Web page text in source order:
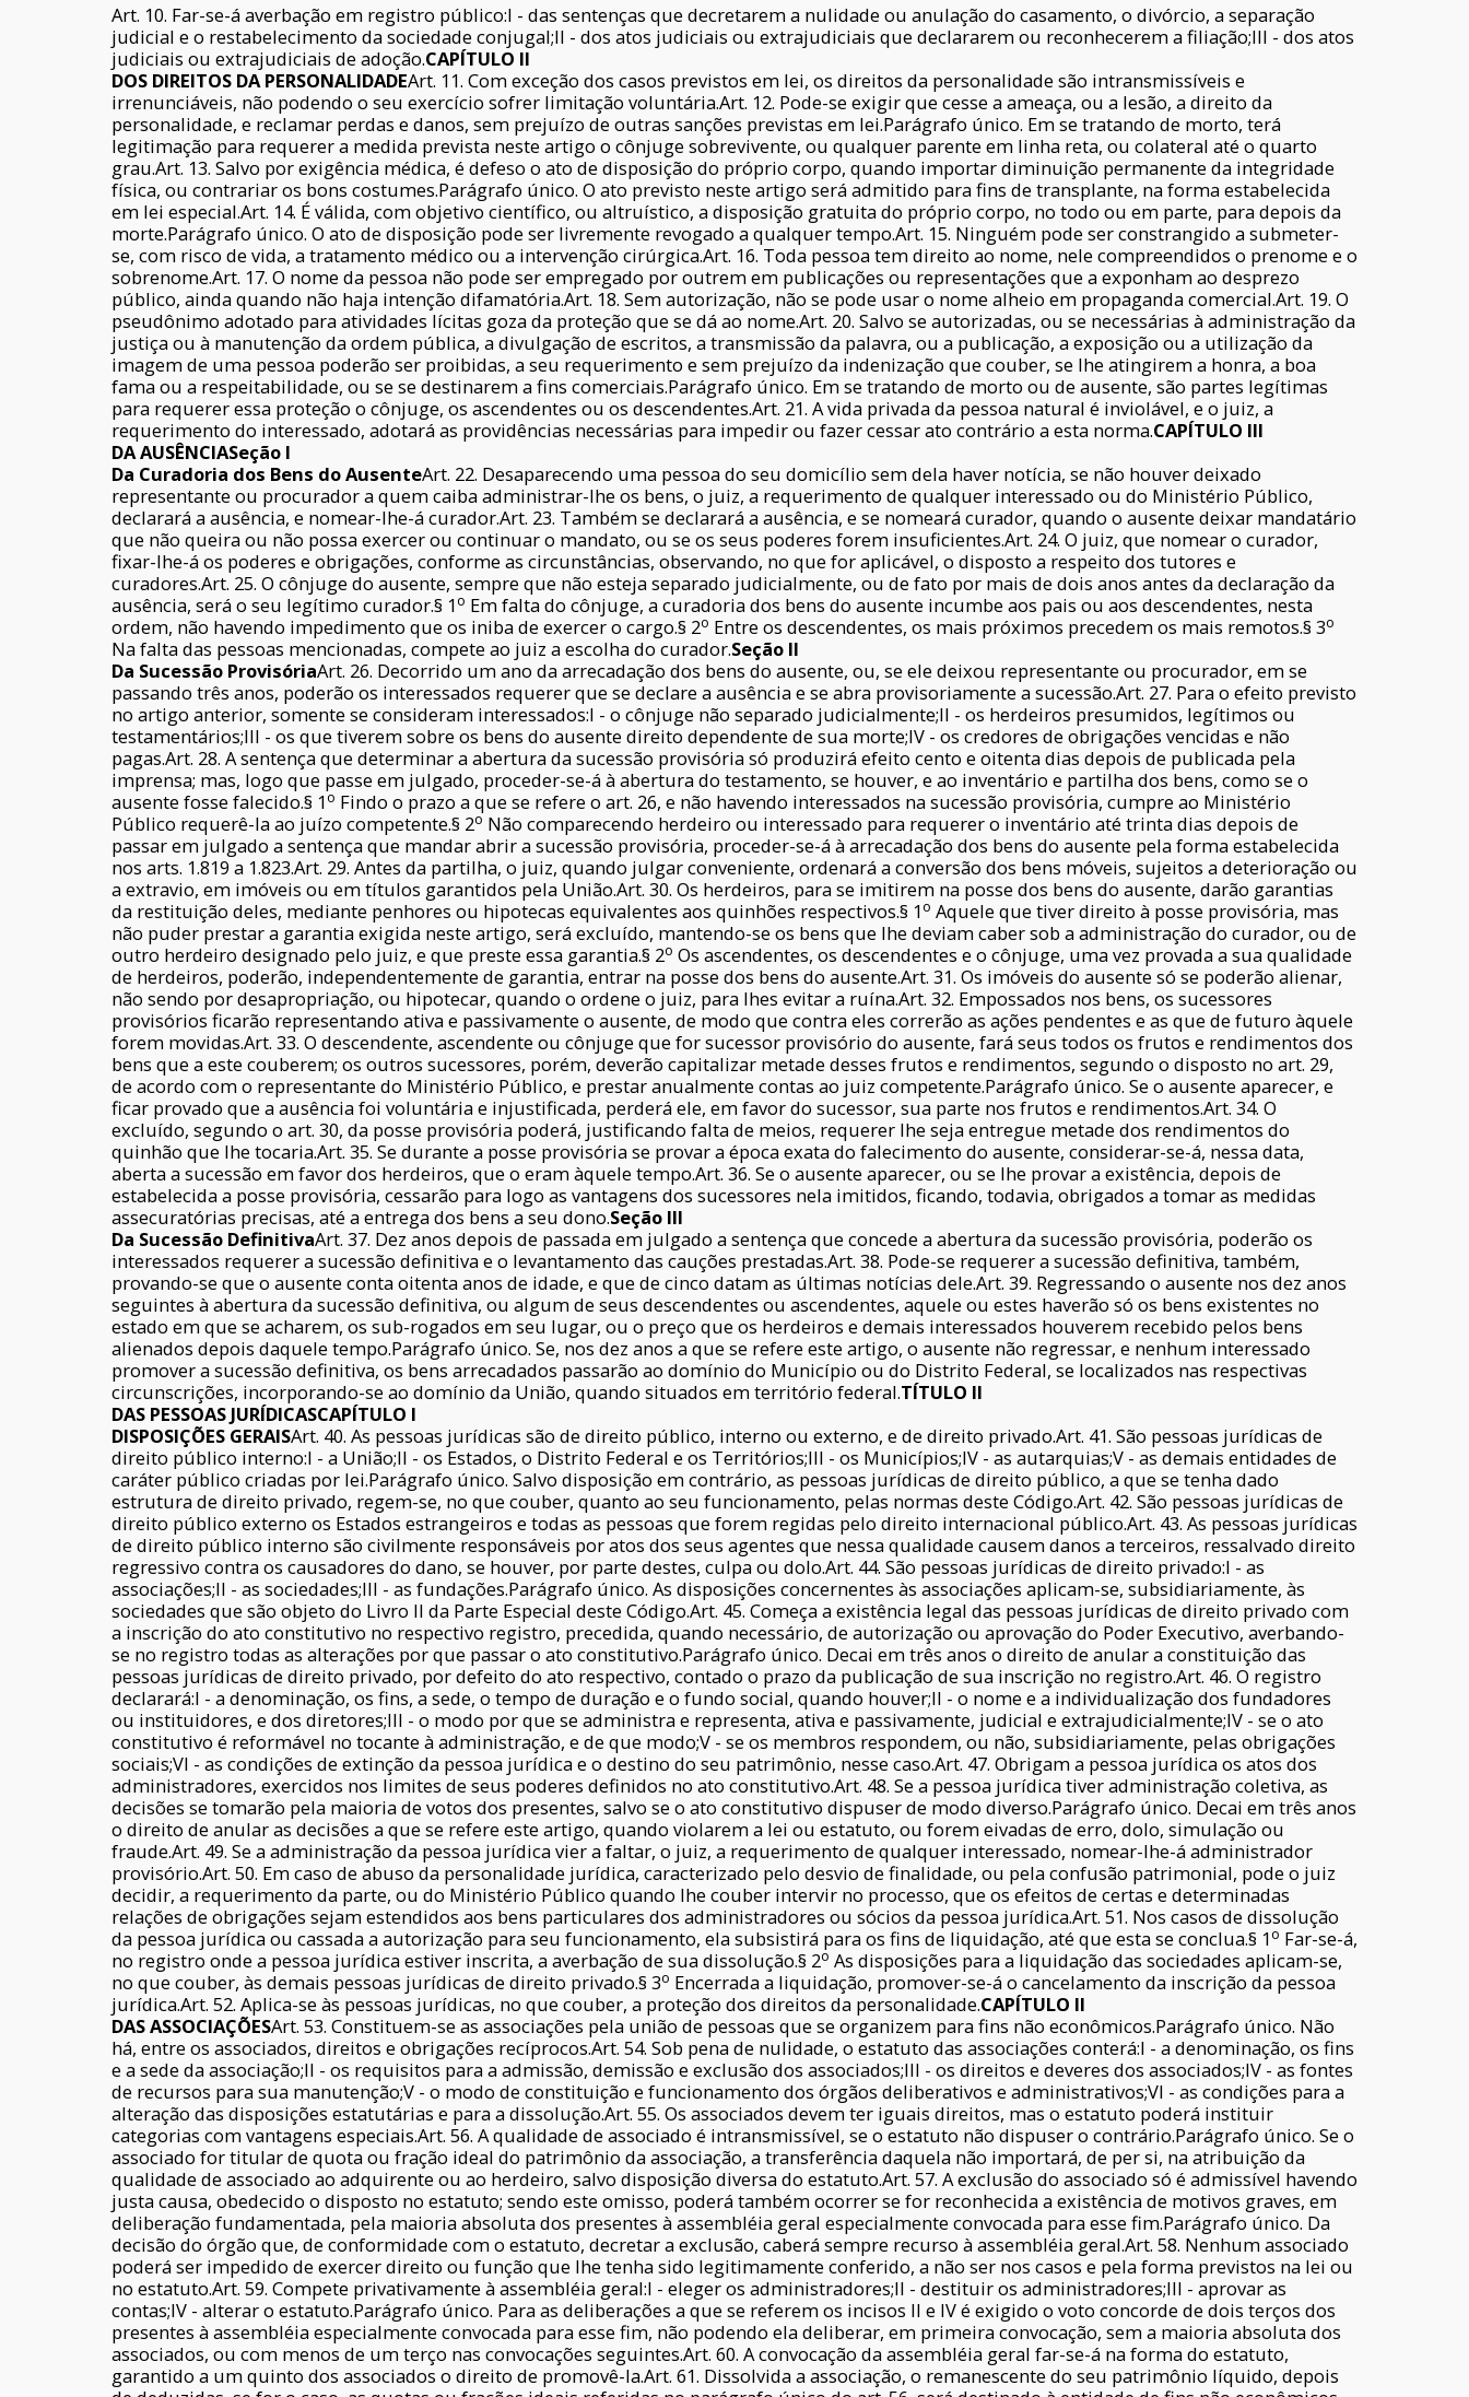
Art. 10. Far-se-á averbação em registro público:I - das sentenças que decretarem a nulidade ou anulação do casamento, o divórcio, a separação
judicial e o restabelecimento da sociedade conjugal;II - dos atos judiciais ou extrajudiciais que declararem ou reconhecerem a filiação;III - dos atos
judiciais ou extrajudiciais de adoção.CAPÍTULO II
DOS DIREITOS DA PERSONALIDADEArt. 11. Com exceção dos casos previstos em lei, os direitos da personalidade são intransmissíveis e
irrenunciáveis, não podendo o seu exercício sofrer limitação voluntária.Art. 12. Pode-se exigir que cesse a ameaça, ou a lesão, a direito da
personalidade, e reclamar perdas e danos, sem prejuízo de outras sanções previstas em lei.Parágrafo único. Em se tratando de morto, terá
legitimação para requerer a medida prevista neste artigo o cônjuge sobrevivente, ou qualquer parente em linha reta, ou colateral até o quarto
grau.Art. 13. Salvo por exigência médica, é defeso o ato de disposição do próprio corpo, quando importar diminuição permanente da integridade
física, ou contrariar os bons costumes.Parágrafo único. O ato previsto neste artigo será admitido para fins de transplante, na forma estabelecida
em lei especial.Art. 14. É válida, com objetivo científico, ou altruístico, a disposição gratuita do próprio corpo, no todo ou em parte, para depois da
morte.Parágrafo único. O ato de disposição pode ser livremente revogado a qualquer tempo.Art. 15. Ninguém pode ser constrangido a submeter-
se, com risco de vida, a tratamento médico ou a intervenção cirúrgica.Art. 16. Toda pessoa tem direito ao nome, nele compreendidos o prenome e o
sobrenome.Art. 17. O nome da pessoa não pode ser empregado por outrem em publicações ou representações que a exponham ao desprezo
público, ainda quando não haja intenção difamatória.Art. 18. Sem autorização, não se pode usar o nome alheio em propaganda comercial.Art. 19. O
pseudônimo adotado para atividades lícitas goza da proteção que se dá ao nome.Art. 20. Salvo se autorizadas, ou se necessárias à administração da
justiça ou à manutenção da ordem pública, a divulgação de escritos, a transmissão da palavra, ou a publicação, a exposição ou a utilização da
imagem de uma pessoa poderão ser proibidas, a seu requerimento e sem prejuízo da indenização que couber, se lhe atingirem a honra, a boa
fama ou a respeitabilidade, ou se se destinarem a fins comerciais.Parágrafo único. Em se tratando de morto ou de ausente, são partes legítimas
para requerer essa proteção o cônjuge, os ascendentes ou os descendentes.Art. 21. A vida privada da pessoa natural é inviolável, e o juiz, a
requerimento do interessado, adotará as providências necessárias para impedir ou fazer cessar ato contrário a esta norma.CAPÍTULO III
DA AUSÊNCIASeção I
Da Curadoria dos Bens do AusenteArt. 22. Desaparecendo uma pessoa do seu domicílio sem dela haver notícia, se não houver deixado
representante ou procurador a quem caiba administrar-lhe os bens, o juiz, a requerimento de qualquer interessado ou do Ministério Público,
declarará a ausência, e nomear-lhe-á curador.Art. 23. Também se declarará a ausência, e se nomeará curador, quando o ausente deixar mandatário
que não queira ou não possa exercer ou continuar o mandato, ou se os seus poderes forem insuficientes.Art. 24. O juiz, que nomear o curador,
fixar-lhe-á os poderes e obrigações, conforme as circunstâncias, observando, no que for aplicável, o disposto a respeito dos tutores e
curadores.Art. 25. O cônjuge do ausente, sempre que não esteja separado judicialmente, ou de fato por mais de dois anos antes da declaração da
ausência, será o seu legítimo curador.§ 1o Em falta do cônjuge, a curadoria dos bens do ausente incumbe aos pais ou aos descendentes, nesta
ordem, não havendo impedimento que os iniba de exercer o cargo.§ 2o Entre os descendentes, os mais próximos precedem os mais remotos.§ 3o
Na falta das pessoas mencionadas, compete ao juiz a escolha do curador.Seção II
Da Sucessão ProvisóriaArt. 26. Decorrido um ano da arrecadação dos bens do ausente, ou, se ele deixou representante ou procurador, em se
passando três anos, poderão os interessados requerer que se declare a ausência e se abra provisoriamente a sucessão.Art. 27. Para o efeito previsto
no artigo anterior, somente se consideram interessados:I - o cônjuge não separado judicialmente;II - os herdeiros presumidos, legítimos ou
testamentários;III - os que tiverem sobre os bens do ausente direito dependente de sua morte;IV - os credores de obrigações vencidas e não
pagas.Art. 28. A sentença que determinar a abertura da sucessão provisória só produzirá efeito cento e oitenta dias depois de publicada pela
imprensa; mas, logo que passe em julgado, proceder-se-á à abertura do testamento, se houver, e ao inventário e partilha dos bens, como se o
ausente fosse falecido.§ 1o Findo o prazo a que se refere o art. 26, e não havendo interessados na sucessão provisória, cumpre ao Ministério
Público requerê-la ao juízo competente.§ 2o Não comparecendo herdeiro ou interessado para requerer o inventário até trinta dias depois de
passar em julgado a sentença que mandar abrir a sucessão provisória, proceder-se-á à arrecadação dos bens do ausente pela forma estabelecida
nos arts. 1.819 a 1.823.Art. 29. Antes da partilha, o juiz, quando julgar conveniente, ordenará a conversão dos bens móveis, sujeitos a deterioração ou
a extravio, em imóveis ou em títulos garantidos pela União.Art. 30. Os herdeiros, para se imitirem na posse dos bens do ausente, darão garantias
da restituição deles, mediante penhores ou hipotecas equivalentes aos quinhões respectivos.§ 1o Aquele que tiver direito à posse provisória, mas
não puder prestar a garantia exigida neste artigo, será excluído, mantendo-se os bens que lhe deviam caber sob a administração do curador, ou de
outro herdeiro designado pelo juiz, e que preste essa garantia.§ 2o Os ascendentes, os descendentes e o cônjuge, uma vez provada a sua qualidade
de herdeiros, poderão, independentemente de garantia, entrar na posse dos bens do ausente.Art. 31. Os imóveis do ausente só se poderão alienar,
não sendo por desapropriação, ou hipotecar, quando o ordene o juiz, para lhes evitar a ruína.Art. 32. Empossados nos bens, os sucessores
provisórios ficarão representando ativa e passivamente o ausente, de modo que contra eles correrão as ações pendentes e as que de futuro àquele
forem movidas.Art. 33. O descendente, ascendente ou cônjuge que for sucessor provisório do ausente, fará seus todos os frutos e rendimentos dos
bens que a este couberem; os outros sucessores, porém, deverão capitalizar metade desses frutos e rendimentos, segundo o disposto no art. 29,
de acordo com o representante do Ministério Público, e prestar anualmente contas ao juiz competente.Parágrafo único. Se o ausente aparecer, e
ficar provado que a ausência foi voluntária e injustificada, perderá ele, em favor do sucessor, sua parte nos frutos e rendimentos.Art. 34. O
excluído, segundo o art. 30, da posse provisória poderá, justificando falta de meios, requerer lhe seja entregue metade dos rendimentos do
quinhão que lhe tocaria.Art. 35. Se durante a posse provisória se provar a época exata do falecimento do ausente, considerar-se-á, nessa data,
aberta a sucessão em favor dos herdeiros, que o eram àquele tempo.Art. 36. Se o ausente aparecer, ou se lhe provar a existência, depois de
estabelecida a posse provisória, cessarão para logo as vantagens dos sucessores nela imitidos, ficando, todavia, obrigados a tomar as medidas
assecuratórias precisas, até a entrega dos bens a seu dono.Seção III
Da Sucessão DefinitivaArt. 37. Dez anos depois de passada em julgado a sentença que concede a abertura da sucessão provisória, poderão os
interessados requerer a sucessão definitiva e o levantamento das cauções prestadas.Art. 38. Pode-se requerer a sucessão definitiva, também,
provando-se que o ausente conta oitenta anos de idade, e que de cinco datam as últimas notícias dele.Art. 39. Regressando o ausente nos dez anos
seguintes à abertura da sucessão definitiva, ou algum de seus descendentes ou ascendentes, aquele ou estes haverão só os bens existentes no
estado em que se acharem, os sub-rogados em seu lugar, ou o preço que os herdeiros e demais interessados houverem recebido pelos bens
alienados depois daquele tempo.Parágrafo único. Se, nos dez anos a que se refere este artigo, o ausente não regressar, e nenhum interessado
promover a sucessão definitiva, os bens arrecadados passarão ao domínio do Município ou do Distrito Federal, se localizados nas respectivas
circunscrições, incorporando-se ao domínio da União, quando situados em território federal.TÍTULO II
DAS PESSOAS JURÍDICASCAPÍTULO I
DISPOSIÇÕES GERAISArt. 40. As pessoas jurídicas são de direito público, interno ou externo, e de direito privado.Art. 41. São pessoas jurídicas de
direito público interno:I - a União;II - os Estados, o Distrito Federal e os Territórios;III - os Municípios;IV - as autarquias;V - as demais entidades de
caráter público criadas por lei.Parágrafo único. Salvo disposição em contrário, as pessoas jurídicas de direito público, a que se tenha dado
estrutura de direito privado, regem-se, no que couber, quanto ao seu funcionamento, pelas normas deste Código.Art. 42. São pessoas jurídicas de
direito público externo os Estados estrangeiros e todas as pessoas que forem regidas pelo direito internacional público.Art. 43. As pessoas jurídicas
de direito público interno são civilmente responsáveis por atos dos seus agentes que nessa qualidade causem danos a terceiros, ressalvado direito
regressivo contra os causadores do dano, se houver, por parte destes, culpa ou dolo.Art. 44. São pessoas jurídicas de direito privado:I - as
associações;II - as sociedades;III - as fundações.Parágrafo único. As disposições concernentes às associações aplicam-se, subsidiariamente, às
sociedades que são objeto do Livro II da Parte Especial deste Código.Art. 45. Começa a existência legal das pessoas jurídicas de direito privado com
a inscrição do ato constitutivo no respectivo registro, precedida, quando necessário, de autorização ou aprovação do Poder Executivo, averbando-
se no registro todas as alterações por que passar o ato constitutivo.Parágrafo único. Decai em três anos o direito de anular a constituição das
pessoas jurídicas de direito privado, por defeito do ato respectivo, contado o prazo da publicação de sua inscrição no registro.Art. 46. O registro
declarará:I - a denominação, os fins, a sede, o tempo de duração e o fundo social, quando houver;II - o nome e a individualização dos fundadores
ou instituidores, e dos diretores;III - o modo por que se administra e representa, ativa e passivamente, judicial e extrajudicialmente;IV - se o ato
constitutivo é reformável no tocante à administração, e de que modo;V - se os membros respondem, ou não, subsidiariamente, pelas obrigações
sociais;VI - as condições de extinção da pessoa jurídica e o destino do seu patrimônio, nesse caso.Art. 47. Obrigam a pessoa jurídica os atos dos
administradores, exercidos nos limites de seus poderes definidos no ato constitutivo.Art. 48. Se a pessoa jurídica tiver administração coletiva, as
decisões se tomarão pela maioria de votos dos presentes, salvo se o ato constitutivo dispuser de modo diverso.Parágrafo único. Decai em três anos
o direito de anular as decisões a que se refere este artigo, quando violarem a lei ou estatuto, ou forem eivadas de erro, dolo, simulação ou
fraude.Art. 49. Se a administração da pessoa jurídica vier a faltar, o juiz, a requerimento de qualquer interessado, nomear-lhe-á administrador
provisório.Art. 50. Em caso de abuso da personalidade jurídica, caracterizado pelo desvio de finalidade, ou pela confusão patrimonial, pode o juiz
decidir, a requerimento da parte, ou do Ministério Público quando lhe couber intervir no processo, que os efeitos de certas e determinadas
relações de obrigações sejam estendidos aos bens particulares dos administradores ou sócios da pessoa jurídica.Art. 51. Nos casos de dissolução
da pessoa jurídica ou cassada a autorização para seu funcionamento, ela subsistirá para os fins de liquidação, até que esta se conclua.§ 1o Far-se-á,
no registro onde a pessoa jurídica estiver inscrita, a averbação de sua dissolução.§ 2o As disposições para a liquidação das sociedades aplicam-se,
no que couber, às demais pessoas jurídicas de direito privado.§ 3o Encerrada a liquidação, promover-se-á o cancelamento da inscrição da pessoa
jurídica.Art. 52. Aplica-se às pessoas jurídicas, no que couber, a proteção dos direitos da personalidade.CAPÍTULO II
DAS ASSOCIAÇÕESArt. 53. Constituem-se as associações pela união de pessoas que se organizem para fins não econômicos.Parágrafo único. Não
há, entre os associados, direitos e obrigações recíprocos.Art. 54. Sob pena de nulidade, o estatuto das associações conterá:I - a denominação, os fins
e a sede da associação;II - os requisitos para a admissão, demissão e exclusão dos associados;III - os direitos e deveres dos associados;IV - as fontes
de recursos para sua manutenção;V - o modo de constituição e funcionamento dos órgãos deliberativos e administrativos;VI - as condições para a
alteração das disposições estatutárias e para a dissolução.Art. 55. Os associados devem ter iguais direitos, mas o estatuto poderá instituir
categorias com vantagens especiais.Art. 56. A qualidade de associado é intransmissível, se o estatuto não dispuser o contrário.Parágrafo único. Se o
associado for titular de quota ou fração ideal do patrimônio da associação, a transferência daquela não importará, de per si, na atribuição da
qualidade de associado ao adquirente ou ao herdeiro, salvo disposição diversa do estatuto.Art. 57. A exclusão do associado só é admissível havendo
justa causa, obedecido o disposto no estatuto; sendo este omisso, poderá também ocorrer se for reconhecida a existência de motivos graves, em
deliberação fundamentada, pela maioria absoluta dos presentes à assembléia geral especialmente convocada para esse fim.Parágrafo único. Da
decisão do órgão que, de conformidade com o estatuto, decretar a exclusão, caberá sempre recurso à assembléia geral.Art. 58. Nenhum associado
poderá ser impedido de exercer direito ou função que lhe tenha sido legitimamente conferido, a não ser nos casos e pela forma previstos na lei ou
no estatuto.Art. 59. Compete privativamente à assembléia geral:I - eleger os administradores;II - destituir os administradores;III - aprovar as
contas;IV - alterar o estatuto.Parágrafo único. Para as deliberações a que se referem os incisos II e IV é exigido o voto concorde de dois terços dos
presentes à assembléia especialmente convocada para esse fim, não podendo ela deliberar, em primeira convocação, sem a maioria absoluta dos
associados, ou com menos de um terço nas convocações seguintes.Art. 60. A convocação da assembléia geral far-se-á na forma do estatuto,
garantido a um quinto dos associados o direito de promovê-la.Art. 61. Dissolvida a associação, o remanescente do seu patrimônio líquido, depois